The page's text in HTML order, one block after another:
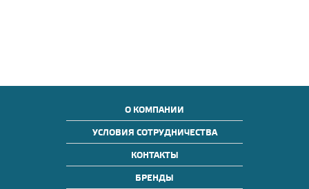
О КОМПАНИИ
УСЛОВИЯ СОТРУДНИЧЕСТВА
КОНТАКТЫ
БРЕНДЫ